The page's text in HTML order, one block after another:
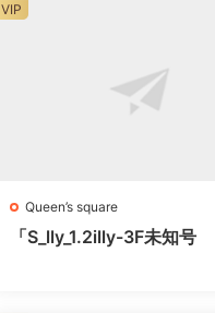
Queen’s square
「S_lly_1.2illy-3F未知号
VIP